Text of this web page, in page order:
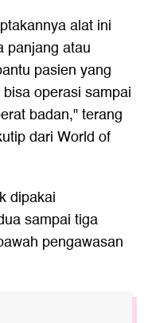
alat ini
panjang atau
pasien yang
operasi sampai
badan," terang
dari World of
dipakai
sampai tiga
pengawasan